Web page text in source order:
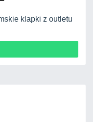
klapki z outletu